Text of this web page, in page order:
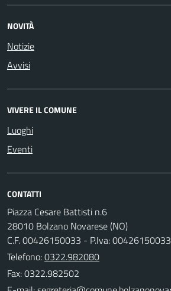
NOVITÀ
Notizie
Avvisi
VIVERE IL COMUNE
Luoghi
Eventi
CONTATTI
Piazza Cesare Battisti n.6
28010 Bolzano Novarese (NO)
C.F. 00426150033 - P.Iva: 00426150033
Telefono:0322.982080
Fax: 0322.982502